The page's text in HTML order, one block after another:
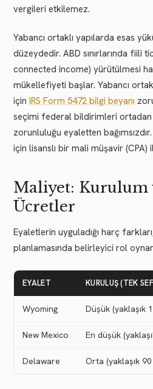
vergileri etkilemez.
Yabancı ortaklı yapılarda esas
düzeydedir. ABD sınırlarında fiili
connected income) yürütülmesi
mükellefiyeti başlar. Yabancı
için IRS Form 5472 bilgi beyanı
seçimi federal bildirimleri ortadan
zorunluluğu eyaletten
için lisanslı bir mali müşavir (CPA)
Maliyet: Kurulum
Ücretler
Eyaletlerin uyguladığı harç
planlamasında belirleyici rol
EYALET KURULUŞ (TEK
Wyoming Düşük (yaklaşık
New Mexico En düşük
Delaware Orta (yaklaşık 90